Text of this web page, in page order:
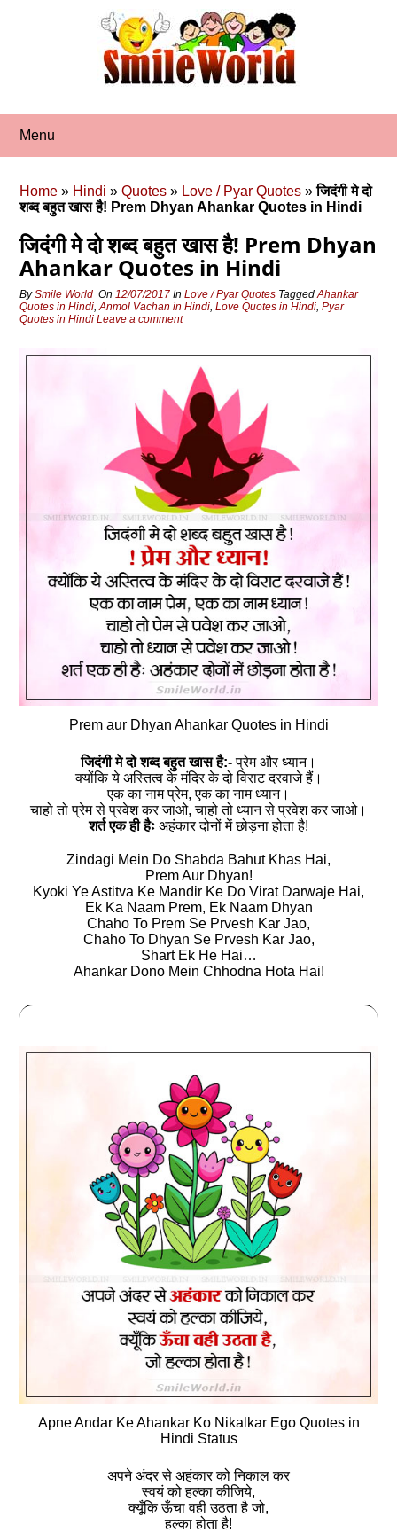
Menu
Home » Hindi »Quotes » Love / Pyar Quotes »जिदंगी मे दो
शब्द बहुत खास है! Prem Dhyan Ahankar Quotes in Hindi
जिदंगी मे दो शब्द बहुत खास है! Prem Dhyan
Ahankar Quotes in Hindi
BySmile World On12/07/2017 InLove / Pyar Quotes TaggedAhankar
Quotes in Hindi,Anmol Vachan in Hindi,Love Quotes in Hindi,Pyar
Quotes in Hindi Leave a comment
Prem aur Dhyan Ahankar Quotes in Hindi
जिदंगी मे दो शब्द बहुत खास है:-प्रेम और ध्यान।
क्योंकि ये अस्तित्व के मंदिर के दो विराट दरवाजे हैं।
एक का नाम प्रेम, एक का नाम ध्यान।
चाहो तो प्रेम से प्रवेश कर जाओ, चाहो तो ध्यान से प्रवेश कर जाओ।
शर्त एक ही हैः अहंकार दोनों में छोड़ना होता है!
Zindagi Mein Do Shabda Bahut Khas Hai,
Prem Aur Dhyan!
Kyoki Ye Astitva Ke Mandir Ke Do Virat Darwaje Hai,
Ek Ka Naam Prem, Ek Naam Dhyan
Chaho To Prem Se Prvesh Kar Jao,
Chaho To Dhyan Se Prvesh Kar Jao,
Shart Ek He Hai…
Ahankar Dono Mein Chhodna Hota Hai!
Apne Andar Ke Ahankar Ko Nikalkar Ego Quotes in
Hindi Status
अपने अंदर से अहंकार को निकाल कर
स्‍वयं को हल्‍का कीजिये,
क्यूँकि ऊँचा वही उठता है जो,
हल्‍का होता है!